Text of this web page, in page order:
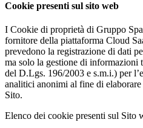
Cookie presenti sul sito web
I Cookie di proprietà di Gruppo
fornitore della piattaforma Cloud
prevedono la registrazione di dati
ma solo la gestione di informazioni
del D.Lgs. 196/2003 e s.m.i.) per
analitici anonimi al fine di elaborare
Sito.
Elenco dei cookie presenti sul Sito